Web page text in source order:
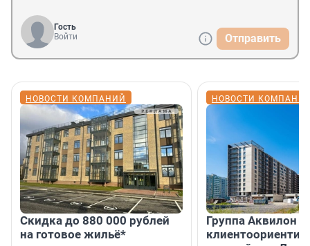
Гость
Войти
Отправить
НОВОСТИ КОМПАНИЙ
Скидка до 880 000 рублей
на готовое жильё*
НОВОСТИ
Группа Аквилон